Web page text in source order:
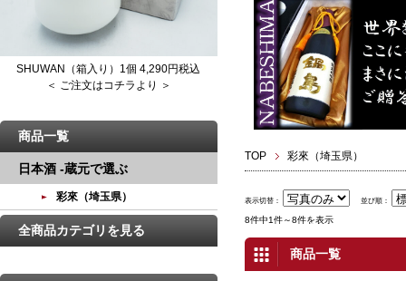
TOP 彩來（埼玉県）
表示切替： 並び順：
8件中1件～8件を表示
商品一覧
SHUWAN（箱入り）1個 4,290円税込
＜ ご注文はコチラより ＞
商品一覧
日本酒 -蔵元で選ぶ
彩來（埼玉県）
全商品カテゴリを見る